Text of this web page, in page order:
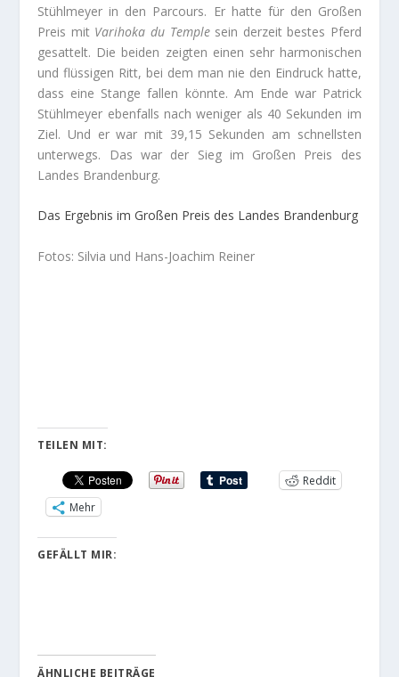
Stühlmeyer in den Parcours. Er hatte für den Großen
Preis mit Varihoka du Temple sein derzeit bestes Pferd
gesattelt. Die beiden zeigten einen sehr harmonischen
und flüssigen Ritt, bei dem man nie den Eindruck hatte,
dass eine Stange fallen könnte. Am Ende war Patrick
Stühlmeyer ebenfalls nach weniger als 40 Sekunden im
Ziel. Und er war mit 39,15 Sekunden am schnellsten
unterwegs. Das war der Sieg im Großen Preis des
Landes Brandenburg.
Das Ergebnis im Großen Preis des Landes Brandenburg
Fotos: Silvia und Hans-Joachim Reiner
TEILEN MIT:
Reddit
Mehr
GEFÄLLT MIR:
ÄHNLICHE BEITRÄGE